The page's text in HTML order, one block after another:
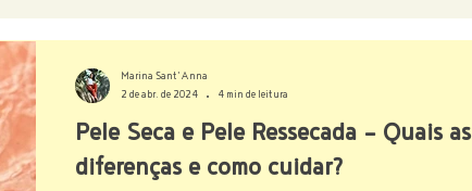
Pele Seca e Pele Ressecada - Quais as
diferenças e como cuidar?
Marina Sant'Anna
2 de abr. de 2024
4 min de leitura